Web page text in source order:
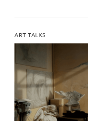
ART TALKS